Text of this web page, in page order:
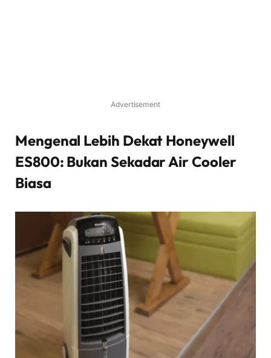
Advertisement
Mengenal Lebih Dekat Honeywell
ES800: Bukan Sekadar Air Cooler
Biasa